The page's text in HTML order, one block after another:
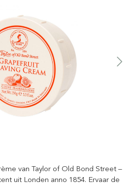
van Taylor of Old Bond Street –
uit Londen anno 1854. Ervaar de